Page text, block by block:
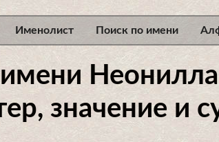
Именолист Поиск по имени
имени
значение и